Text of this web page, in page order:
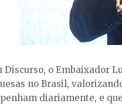
Discurso, o Embaixador
no Brasil,
diariamente, e